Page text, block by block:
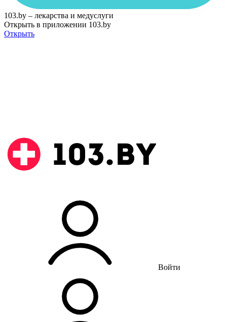
103.by – лекарства и медуслуги
Открыть в приложении 103.by
Открыть
Войти